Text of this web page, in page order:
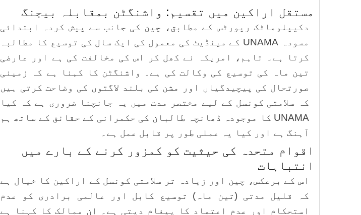
مستقل اراکین میں تقسیم: واشنگٹن بمقابلہ بیجنگ
دکیپلوماٹک رپورٹس کے مطابق، چین کی جانب سے پیش کردہ ابتدائی
مسودہ UNAMA کے مینڈیٹ کی معمول کی ایک سال کی توسیع کا مطالبہ
کرتا ہے۔ تاہم، امریکہ نے کھل کر اس کی مخالفت کی ہے اور عارضی
تین ماہ کی توسیع کی وکالت کی ہے۔ واشنگٹن کا کہنا ہے کہ زمینی
صورتحال کی پیچیدگیاں اور مشن کی بلند لاگتوں کی وضاحت کرتی ہیں
کہ سلامتی کونسل کے لیے مختصر مدت میں یہ جانچنا ضروری ہے کہ کیا
UNAMA کا موجودہ ڈھانچہ طالبان کی حکمرانی کے حقائق کے ساتھ ہم
آہنگ ہے اور کیا یہ عملی طور پر قابل عمل ہے۔
اقوام متحدہ کی حیثیت کو کمزور کرنے کے بارے میں
انتباہات
اس کے برعکس، چین اور زیادہ تر سلامتی کونسل کے اراکین کا خیال ہے
کہ قلیل مدتی (تین ماہ) توسیع کابل اور عالمی برادری کو عدم
استحکام اور عدم اعتماد کا پیغام دیتی ہے۔ ان ممالک کا کہنا ہے